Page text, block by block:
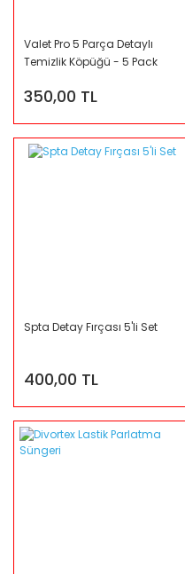
Valet Pro 5 Parça Detaylı
Temizlik Köpüğü - 5 Pack
350,00 TL
Spta Detay Fırçası 5'li Set
400,00 TL